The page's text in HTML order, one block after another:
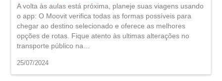
A volta às aulas está próxima, planeje suas viagens usando
o app: O Moovit verifica todas as formas possíveis para
chegar ao destino selecionado e oferece as melhores
opções de rotas. Fique atento às ultimas alterações no
transporte público na…
25/07/2024